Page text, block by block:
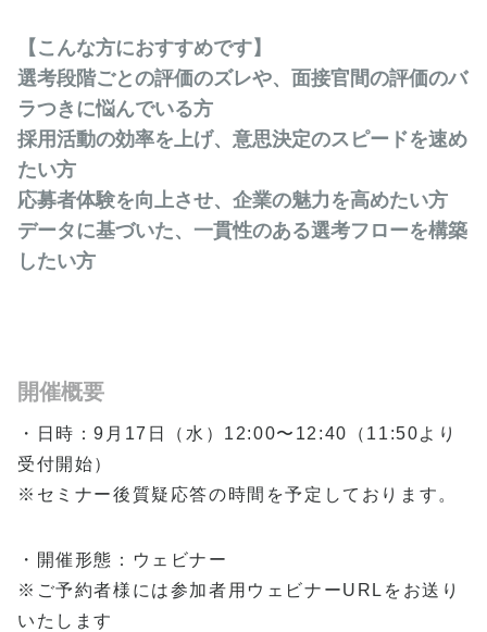
【こんな方におすすめです】
選考段階ごとの評価のズレや、面接官間の評価のバ
ラつきに悩んでいる方
採用活動の効率を上げ、意思決定のスピードを速め
たい方
応募者体験を向上させ、企業の魅力を高めたい方
データに基づいた、一貫性のある選考フローを構築
したい方
開催概要
・日時：9月17日（水）12:00〜12:40（11:50より
受付開始）
※セミナー後質疑応答の時間を予定しております。
・開催形態：ウェビナー
※ご予約者様には参加者用ウェビナーURLをお送り
いたします